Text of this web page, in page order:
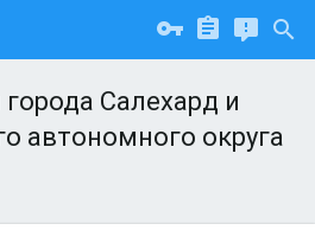
Салехард и
автономного округа